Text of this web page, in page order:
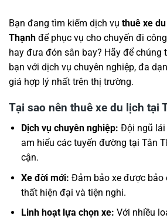
Bạn đang tìm kiếm dịch vụ thuê xe
Thạnh để phục vụ cho chuyến đi
hay đưa đón sân bay? Hãy để chúng
bạn với dịch vụ chuyên nghiệp, đa
giá hợp lý nhất trên thị trường.
Tại sao nên thuê xe du lịch tại
Dịch vụ chuyên nghiệp: Đội ngũ lái
am hiểu các tuyến đường tại Tân
cận.
Xe đời mới: Đảm bảo xe được bảo
thất hiện đại và tiện nghi.
Linh hoạt lựa chọn xe: Với nhiều